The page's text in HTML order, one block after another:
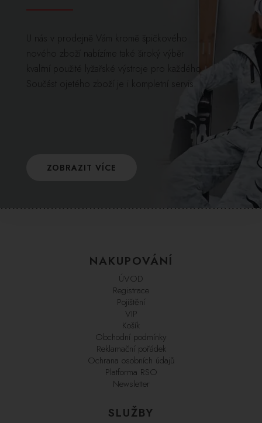
U nás v prodejně Vám kromě špičkového
nového zboží nabízíme také široký výběr
kvalitní použité lyžařské výstroje pro každého.
Součást ojetého zboží je i kompletní servis.
ZOBRAZIT VÍCE
NAKUPOVÁNÍ
ÚVOD
Registrace
Pojištění
VIP
Košík
Obchodní podmínky
Reklamační pořádek
Ochrana osobních údajů
Platforma RSO
Newsletter
SLUŽBY